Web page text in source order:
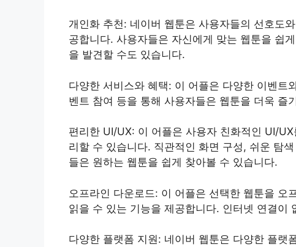
개인화 추천: 네이버 웹툰은 사용자들의 선호도
공합니다. 사용자들은 자신에게 맞는 웹툰을 쉽
을 발견할 수도 있습니다.
다양한 서비스와 혜택: 이 어플은 다양한 이벤트
벤트 참여 등을 통해 사용자들은 웹툰을 더욱 즐
편리한 UI/UX: 이 어플은 사용자 친화적인 UI/
리할 수 있습니다. 직관적인 화면 구성, 쉬운 탐
들은 원하는 웹툰을 쉽게 찾아볼 수 있습니다.
오프라인 다운로드: 이 어플은 선택한 웹툰을 오
읽을 수 있는 기능을 제공합니다. 인터넷 연결이
다양한 플랫폼 지원: 네이버 웹툰은 다양한 플랫